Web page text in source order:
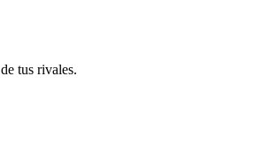
tus rivales.